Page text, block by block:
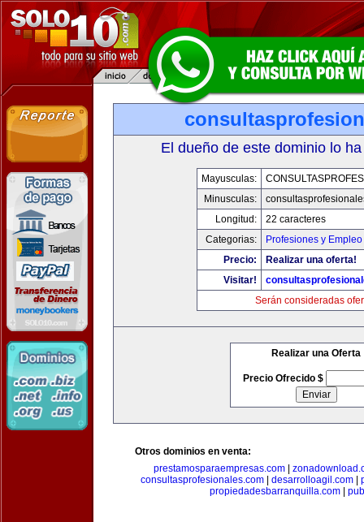
El dueño de este dominio lo
Mayusculas:
Minusculas:
Longitud:
22 caracteres
Categorias:
Profesiones y Empleo
Precio:
Realizar una oferta!
Visitar!
Serán consideradas
Realizar una Oferta
Precio Ofrecido $
Otros dominios en venta:
prestamosparaempresas.com
consultasprofesionales.com| desarrolloagil.com|
propiedadesbarranquilla.com